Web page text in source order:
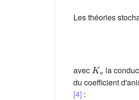
Les théories
avec la
du coefficient
[4] :